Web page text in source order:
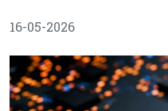
16-05-2026